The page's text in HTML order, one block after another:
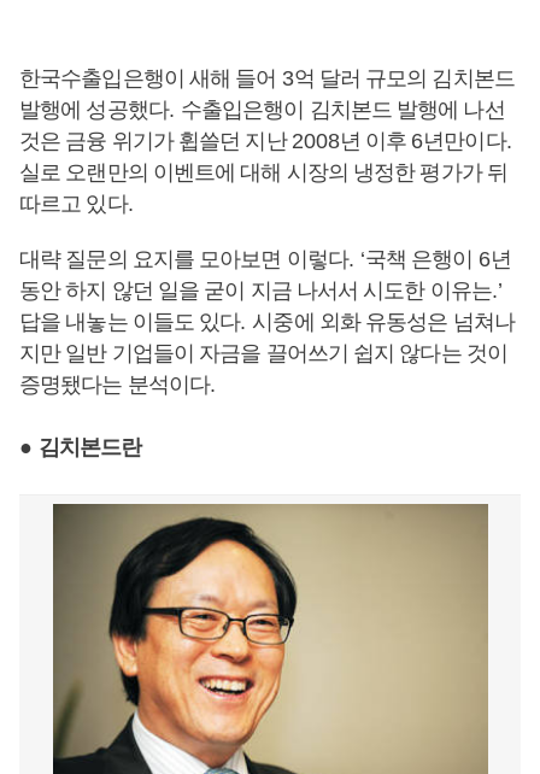
한국수출입은행이 새해 들어 3억 달러 규모의 김치본드
발행에 성공했다. 수출입은행이 김치본드 발행에 나선
것은 금융 위기가 휩쓸던 지난 2008년 이후 6년만이다.
실로 오랜만의 이벤트에 대해 시장의 냉정한 평가가 뒤
따르고 있다.
대략 질문의 요지를 모아보면 이렇다. ‘국책 은행이 6년
동안 하지 않던 일을 굳이 지금 나서서 시도한 이유는.’
답을 내놓는 이들도 있다. 시중에 외화 유동성은 넘쳐나
지만 일반 기업들이 자금을 끌어쓰기 쉽지 않다는 것이
증명됐다는 분석이다.
● 김치본드란